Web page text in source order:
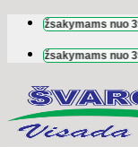
Skip
content
Užsakymams nuo39 €–
Užsakymams nuo39 €–